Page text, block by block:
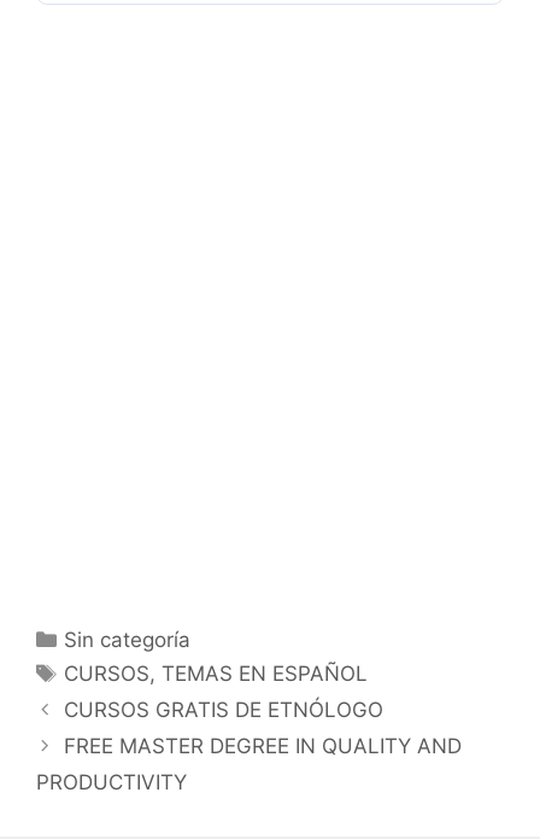
Categorías
Sin categoría
Etiquetas
CURSOS,TEMAS EN ESPAÑOL
CURSOS GRATIS DE ETNÓLOGO
FREE MASTER DEGREE IN QUALITY AND
PRODUCTIVITY